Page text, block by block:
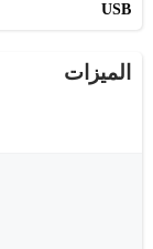
USB
الميزات